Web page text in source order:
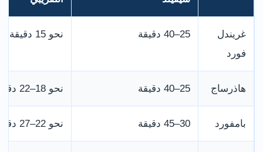
غريندل
فورد
25–40 دقيقة نحو 15 دقيقة
هاذرساج 25–40 دقيقة نحو 18–22 دقيقة
بامفورد 30–45 دقيقة نحو 22–27 دقيقة